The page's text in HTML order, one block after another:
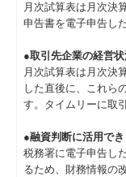
月次試算表は月次決
申告書を電子申告し
●取引先企業の経営
月次試算表は月次決
した直後に、これら
す。タイムリーに取
●融資判断に活用で
税務署に電子申告し
るため、財務情報の